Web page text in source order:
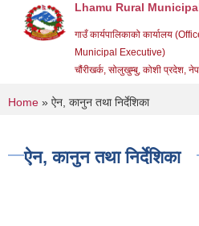
Lhamu Rural
गाउँ कार्यपालिकाको कार्यालय
Municipal Executive)
चौंरीखर्क, सोलुखुम्बु, कोशी प्रदेश,
You are here
Home » ऐन, कानुन तथा निर्देशिका
ऐन, कानुन तथा निर्देशिका